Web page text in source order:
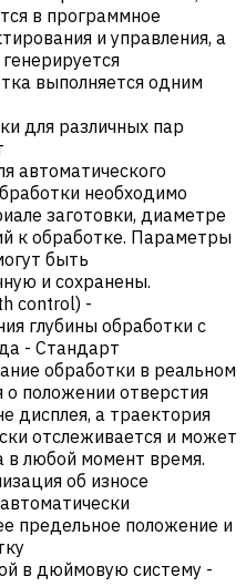
в программное
и управления, а
выполняется одним
для различных пар
автоматического
необходимо
заготовки, диаметре
к обработке. Параметры
быть
и сохранены.
control) -
глубины обработки с
- Стандарт
обработки в реальном
положении отверстия
дисплея, а траектория
отслеживается и может
в любой момент время.
об износе
предельное положение и
в дюймовую систему -